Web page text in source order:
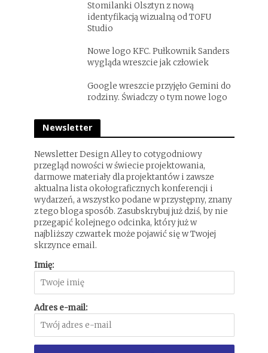
Stomilanki Olsztyn z nową
identyfikacją wizualną od TOFU
Studio
Nowe logo KFC. Pułkownik Sanders
wygląda wreszcie jak człowiek
Google wreszcie przyjęło Gemini do
rodziny. Świadczy o tym nowe logo
Newsletter
Newsletter Design Alley to cotygodniowy
przegląd nowości w świecie projektowania,
darmowe materiały dla projektantów i zawsze
aktualna lista okołograficznych konferencji i
wydarzeń, a wszystko podane w przystępny, znany
z tego bloga sposób. Zasubskrybuj już dziś, by nie
przegapić kolejnego odcinka, który już w
najbliższy czwartek może pojawić się w Twojej
skrzynce email.
Imię:
Adres e-mail: